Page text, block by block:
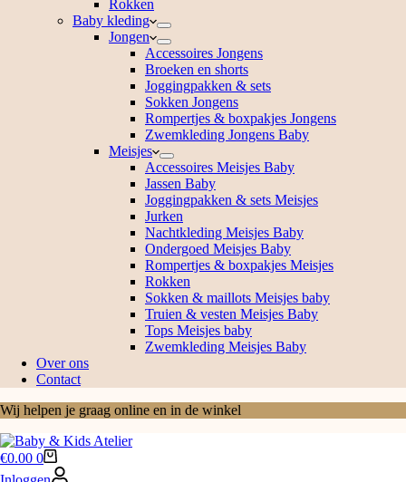
Rokken
Baby kleding
Jongen
Accessoires Jongens
Broeken en shorts
Joggingpakken & sets
Sokken Jongens
Rompertjes & boxpakjes Jongens
Zwemkleding Jongens Baby
Meisjes
Accessoires Meisjes Baby
Jassen Baby
Joggingpakken & sets Meisjes
Jurken
Nachtkleding Meisjes Baby
Ondergoed Meisjes Baby
Rompertjes & boxpakjes Meisjes
Rokken
Sokken & maillots Meisjes baby
Truien & vesten Meisjes Baby
Tops Meisjes baby
Zwemkleding Meisjes Baby
Over ons
Contact
Wij helpen je graag online en in de winkel
Winkelwagen
€0.00 0